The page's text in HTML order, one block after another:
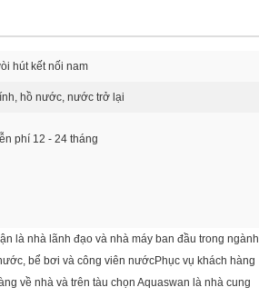
hút kết nối nam
hồ nước, nước trở lại
phí 12 - 24 tháng
là nhà lãnh đạo và nhà máy ban đầu trong ngành
bể bơi và công viên nướcPhục vụ khách hàng
về nhà và trên tàu chọn Aquaswan là nhà cung